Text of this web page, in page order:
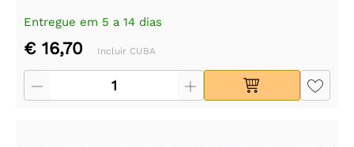
Entregue em 5 a 14 dias
€ 16,70 Incluir CUBA